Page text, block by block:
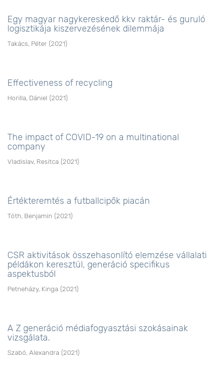
Egy magyar nagykereskedő kkv raktár- és guruló
logisztikája kiszervezésének dilemmája
Takács, Péter (2021)
Effectiveness of recycling
Horilla, Dániel (2021)
The impact of COVID-19 on a multinational
company
Vladislav, Resitca (2021)
Értékteremtés a futballcipők piacán
Tóth, Benjamin (2021)
CSR aktivitások összehasonlító elemzése vállalati
példákon keresztül, generáció specifikus
aspektusból
Petneházy, Kinga (2021)
A Z generáció médiafogyasztási szokásainak
vizsgálata.
Szabó, Alexandra (2021)